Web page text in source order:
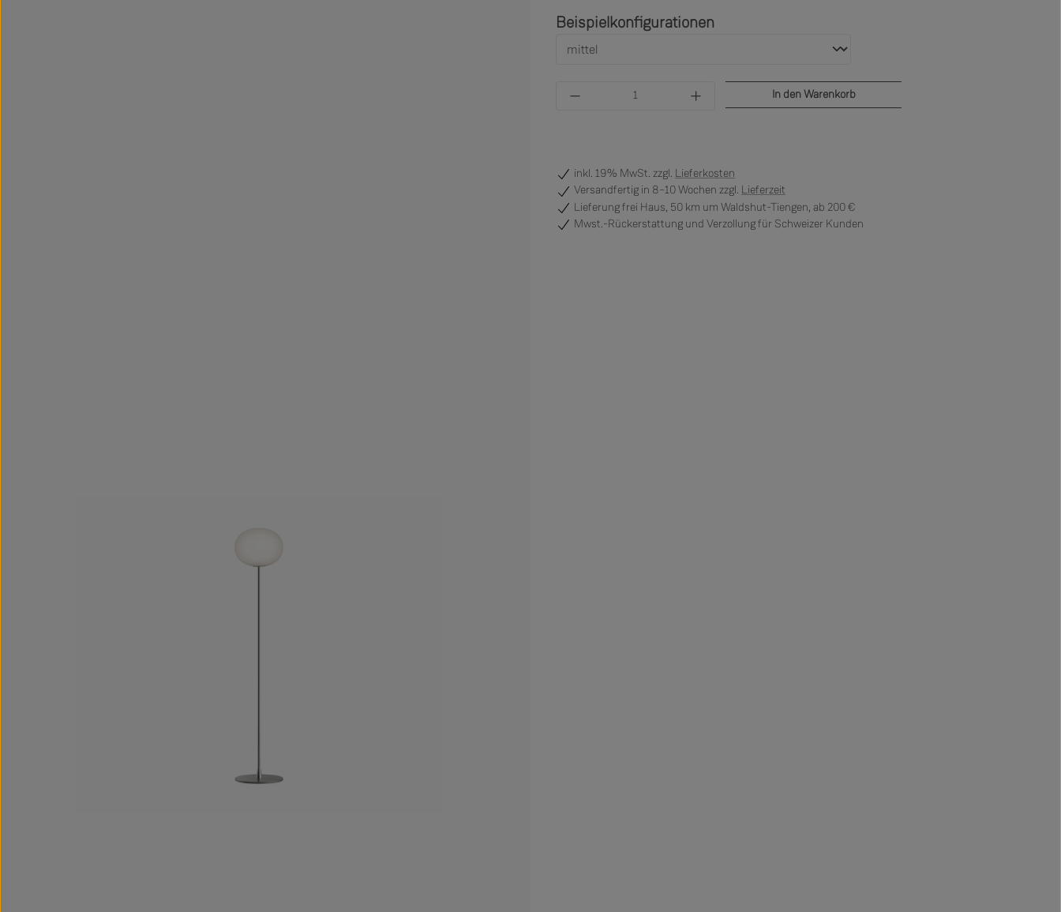
Beispielkonfigurationen
Produkt Anzahl: Gib den gewünschten Wert ein oder
In den Warenkorb
inkl. 19% MwSt. zzgl. Lieferkosten
Versandfertig in 8–10 Wochen zzgl. Lieferzeit
Lieferung frei Haus, 50 km um Waldshut-Tiengen, ab 200 €
Mwst.-Rückerstattung und Verzollung für Schweizer Kunden